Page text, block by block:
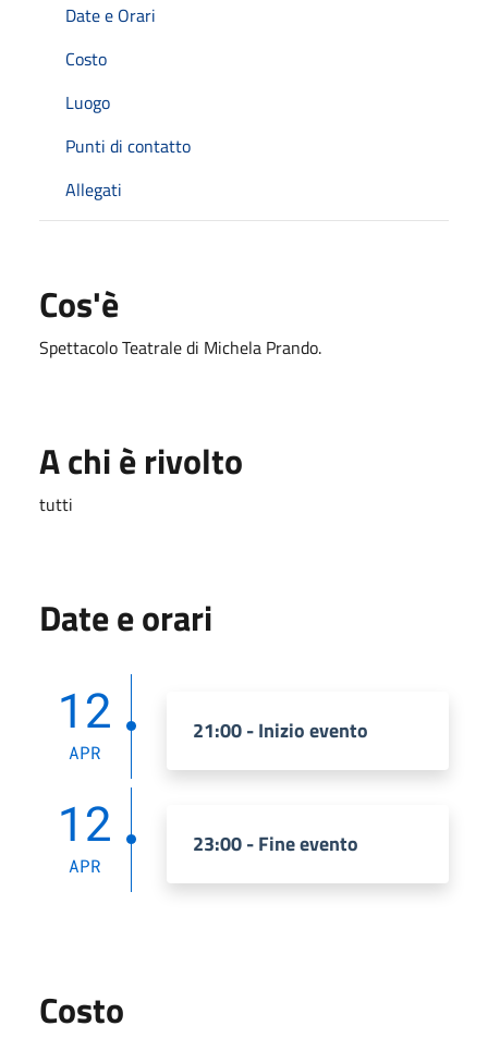
Date e Orari
Costo
Luogo
Punti di contatto
Allegati
Cos'è
Spettacolo Teatrale di Michela Prando.
A chi è rivolto
tutti
Date e orari
12
APR
21:00 - Inizio evento
12
APR
23:00 - Fine evento
Costo